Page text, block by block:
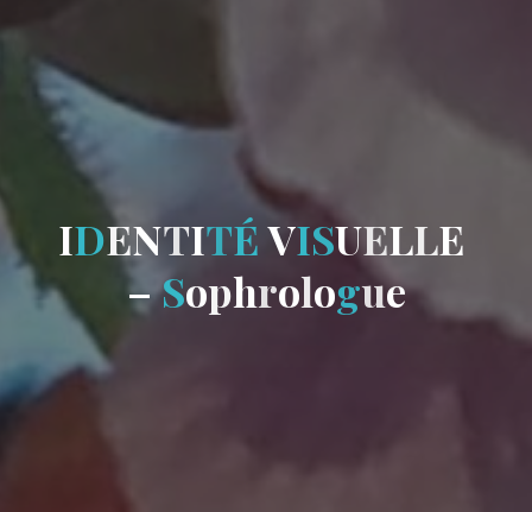
IDENTITÉVISUELLE
–Sophrologue